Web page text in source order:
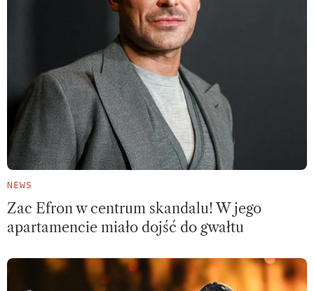
NEWS
Zac Efron w centrum skandalu! W jego
apartamencie miało dojść do gwałtu